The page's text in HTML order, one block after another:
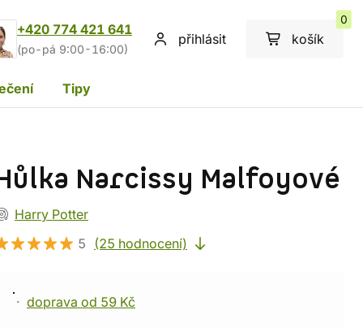
+420 774 421 641
(po-pá 9:00-16:00)
přihlásit košík
0
Tipy
Narcissy Malfoyové
Harry Potter
5
(25 hodnocení)
doprava od 59 Kč